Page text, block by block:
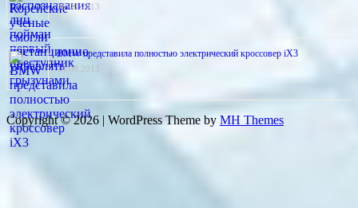
06.08.2013
BMW представила полностью электрический кроссовер iX3
14.08.2013
Copyright © 2026 | WordPress Theme by MH Themes